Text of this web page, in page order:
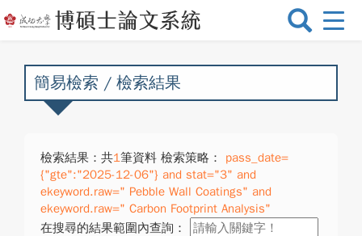
選
換
簡易檢索 / 檢索結果
檢索結果：共1筆資料 檢索策略：
pass_date=
{"gte":"2025-12-06"} and stat="3" and
ekeyword.raw=" Pebble Wall Coatings" and
ekeyword.raw=" Carbon Footprint Analysis"
在搜尋的結果範圍內查詢：